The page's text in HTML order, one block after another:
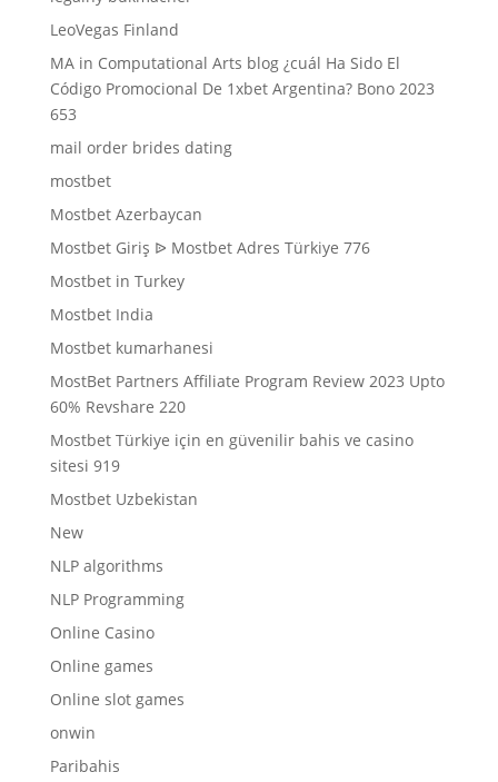
LeoVegas Finland
MA in Computational Arts blog ¿cuál Ha Sido El
Código Promocional De 1xbet Argentina? Bono 2023
653
mail order brides dating
mostbet
Mostbet Azerbaycan
Mostbet Giriş ᐉ Mostbet Adres Türkiye 776
Mostbet in Turkey
Mostbet India
Mostbet kumarhanesi
MostBet Partners Affiliate Program Review 2023 Upto
60% Revshare 220
Mostbet Türkiye için en güvenilir bahis ve casino
sitesi 919
Mostbet Uzbekistan
New
NLP algorithms
NLP Programming
Online Casino
Online games
Online slot games
onwin
Paribahis